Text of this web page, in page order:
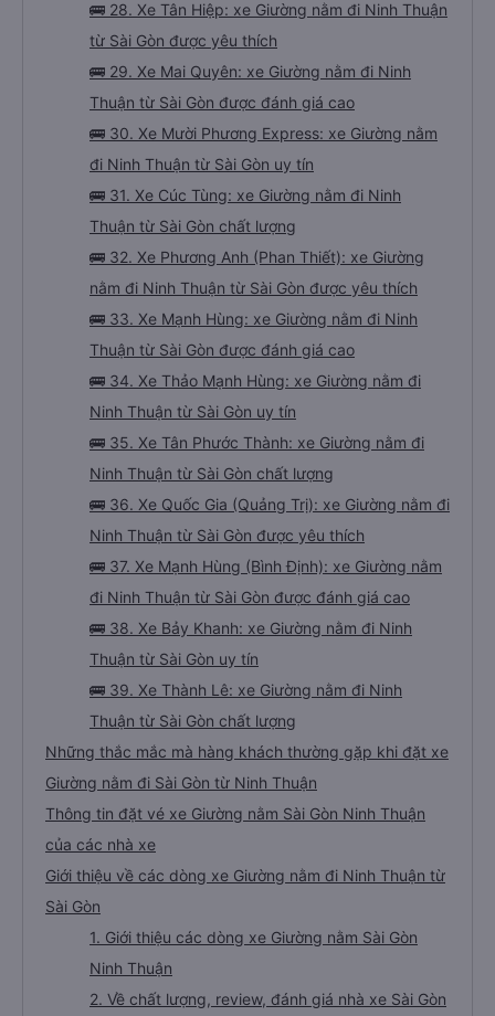
🚌 28. Xe Tân Hiệp: xe Giường nằm đi Ninh Thuận
từ Sài Gòn được yêu thích
🚌 29. Xe Mai Quyên: xe Giường nằm đi Ninh
Thuận từ Sài Gòn được đánh giá cao
🚌 30. Xe Mười Phương Express: xe Giường nằm
đi Ninh Thuận từ Sài Gòn uy tín
🚌 31. Xe Cúc Tùng: xe Giường nằm đi Ninh
Thuận từ Sài Gòn chất lượng
🚌 32. Xe Phương Anh (Phan Thiết): xe Giường
nằm đi Ninh Thuận từ Sài Gòn được yêu thích
🚌 33. Xe Mạnh Hùng: xe Giường nằm đi Ninh
Thuận từ Sài Gòn được đánh giá cao
🚌 34. Xe Thảo Mạnh Hùng: xe Giường nằm đi
Ninh Thuận từ Sài Gòn uy tín
🚌 35. Xe Tân Phước Thành: xe Giường nằm đi
Ninh Thuận từ Sài Gòn chất lượng
🚌 36. Xe Quốc Gia (Quảng Trị): xe Giường nằm đi
Ninh Thuận từ Sài Gòn được yêu thích
🚌 37. Xe Mạnh Hùng (Bình Định): xe Giường nằm
đi Ninh Thuận từ Sài Gòn được đánh giá cao
🚌 38. Xe Bảy Khanh: xe Giường nằm đi Ninh
Thuận từ Sài Gòn uy tín
🚌 39. Xe Thành Lê: xe Giường nằm đi Ninh
Thuận từ Sài Gòn chất lượng
Những thắc mắc mà hàng khách thường gặp khi đặt xe
Giường nằm đi Sài Gòn từ Ninh Thuận
Thông tin đặt vé xe Giường nằm Sài Gòn Ninh Thuận
của các nhà xe
Giới thiệu về các dòng xe Giường nằm đi Ninh Thuận từ
Sài Gòn
1. Giới thiệu các dòng xe Giường nằm Sài Gòn
Ninh Thuận
2. Về chất lượng, review, đánh giá nhà xe Sài Gòn